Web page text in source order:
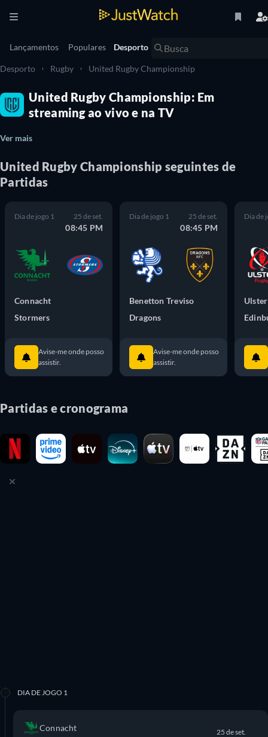
Lançamentos Populares Desporto
Desporto Rugby United Rugby Championship
United Rugby Championship: Em
streaming ao vivo e na TV
Ver mais
United Rugby Championship seguintes de
Partidas
Dia de jogo 1 25 de set.
08:45 PM
Connacht
Stormers
Avise-me onde posso
assistir.
Dia de jogo 1 25 de set.
08:45 PM
Benetton Treviso
Dragons
Avise-me onde posso
assistir.
Dia de
Ulster
Partidas e cronograma
DIA DE JOGO 1
Connacht 25 de set.